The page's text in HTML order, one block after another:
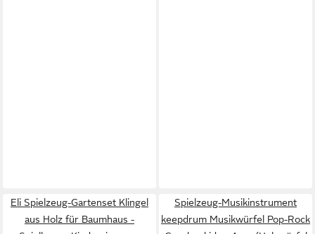
Eli Spielzeug-Gartenset Klingel
aus Holz für Baumhaus -
Spielzeug-Musikinstrument
keepdrum Musikwürfel Pop-Rock